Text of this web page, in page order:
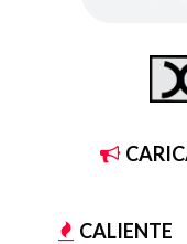
CALIENTE